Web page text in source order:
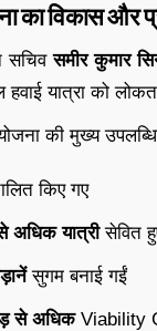
का विकास और
सचिवसमीर कुमार
यात्रा को
की मुख्य
किए गए
अधिक यात्रीसेवित
सुगम बनाई गईं
से अधिकViability